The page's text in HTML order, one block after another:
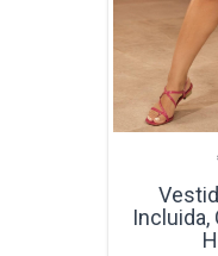
Incluida,